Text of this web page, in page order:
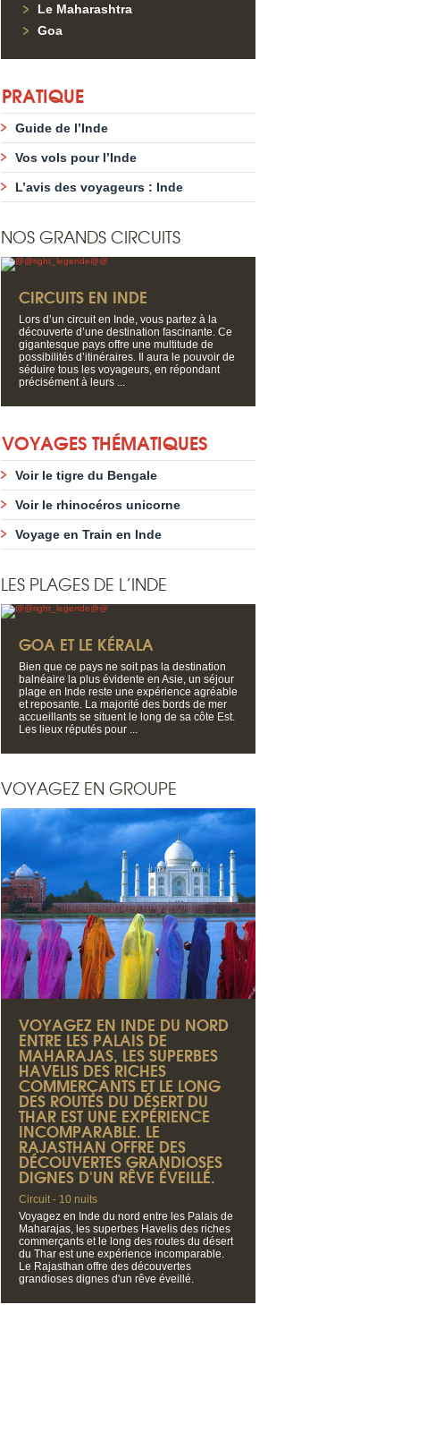
Le Maharashtra
Goa
PRATIQUE
Guide de l’Inde
Vos vols pour l’Inde
L’avis des voyageurs : Inde
NOS GRANDS CIRCUITS
CIRCUITS EN INDE
Lors d’un circuit en Inde, vous partez à la
découverte d’une destination fascinante. Ce
gigantesque pays offre une multitude de
possibilités d’itinéraires. Il aura le pouvoir de
séduire tous les voyageurs, en répondant
précisément à leurs ...
VOYAGES THÉMATIQUES
Voir le tigre du Bengale
Voir le rhinocéros unicorne
Voyage en Train en Inde
LES PLAGES DE L’INDE
GOA ET LE KÉRALA
Bien que ce pays ne soit pas la destination
balnéaire la plus évidente en Asie, un séjour
plage en Inde reste une expérience agréable
et reposante. La majorité des bords de mer
accueillants se situent le long de sa côte Est.
Les lieux réputés pour ...
VOYAGEZ EN GROUPE
VOYAGEZ EN INDE DU NORD
ENTRE LES PALAIS DE
MAHARAJAS, LES SUPERBES
HAVELIS DES RICHES
COMMERÇANTS ET LE LONG
DES ROUTES DU DÉSERT DU
THAR EST UNE EXPÉRIENCE
INCOMPARABLE. LE
RAJASTHAN OFFRE DES
DÉCOUVERTES GRANDIOSES
DIGNES D'UN RÊVE ÉVEILLÉ.
Circuit - 10 nuits
Voyagez en Inde du nord entre les Palais de
Maharajas, les superbes Havelis des riches
commerçants et le long des routes du désert
du Thar est une expérience incomparable.
Le Rajasthan offre des découvertes
grandioses dignes d'un rêve éveillé.